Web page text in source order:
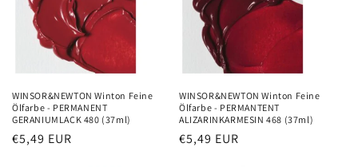
WINSOR&NEWTON Winton Feine
Ölfarbe - PERMANENT
GERANIUMLACK 480 (37ml)
Precio
€5,49 EUR
WINSOR&NEWTON Winton Feine
Ölfarbe - PERMANTENT
ALIZARINKARMESIN 468 (37ml)
Precio
€5,49 EUR